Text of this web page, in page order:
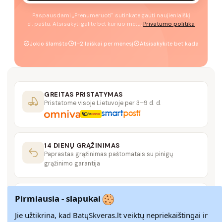
Paspausdami „Prenumeruoti" sutinkate gauti naujienlaiškį
el. paštu. Atsisakyti galite bet kuriuo metu. Privatumo politika
Jokio šlamšto 1–2 laiškai per mėnesį Atsisakykite bet kada
GREITAS PRISTATYMAS
Pristatome visoje Lietuvoje per 3–9 d. d.
14 DIENŲ GRĄŽINIMAS
Paprastas grąžinimas paštomatais su pinigų
grąžinimo garantija
SAUGUS MOKĖJIMAS
SSL šifravimas užtikrina aukščiausią jūsų duomenų
saugumo lygį
Pirmiausia - slapukai
Jie užtikrina, kad BatųSkveras.lt veiktų nepriekaištingai ir